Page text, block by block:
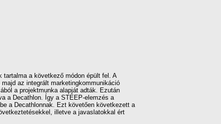
tartalma a következő módon épült fel. A
az integrált marketingkommunikáció
a projektmunka alapját adták. Ezután
a Decathlon. Így a STEEP-elemzés a
a Decathlonnak. Ezt követően következett a
illetve a javaslatokkal ért